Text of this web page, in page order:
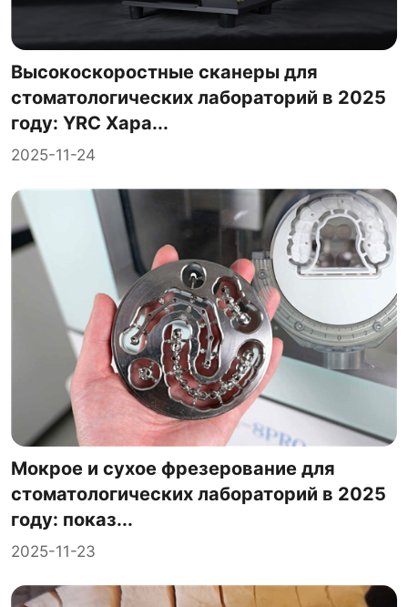
Высокоскоростные сканеры для
стоматологических лабораторий в 2025
году: YRC Хара...
2025-11-24
Мокрое и сухое фрезерование для
стоматологических лабораторий в 2025
году: показ...
2025-11-23